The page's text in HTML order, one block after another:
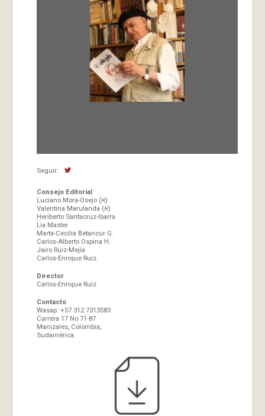
Seguir:
Consejo Editorial
Luciano Mora-Osejo (א)
Valentina Marulanda (א)
Heriberto Santacruz-Ibarra
Lia Master
Marta-Cecilia Betancur G.
Carlos-Alberto Ospina H.
Jairo Ruiz-Mejía
Carlos-Enrique Ruiz.
Director
Carlos-Enrique Ruiz
Contacto
Wasap: +57 312 7313583
Carrera 17 No 71-87
Manizales, Colombia,
Sudamérica.